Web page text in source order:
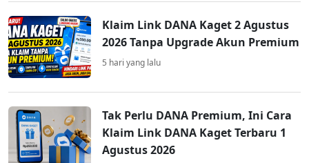
Klaim Link DANA Kaget 2 Agustus
2026 Tanpa Upgrade Akun Premium
5 hari yang lalu
Tak Perlu DANA Premium, Ini Cara
Klaim Link DANA Kaget Terbaru 1
Agustus 2026